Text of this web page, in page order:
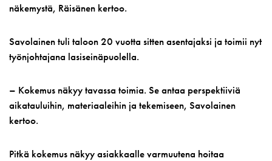
näkemystä, Räisänen kertoo.
Savolainen tuli taloon 20 vuotta sitten asentajaksi ja toimii nyt
työnjohtajana lasiseinäpuolella.
– Kokemus näkyy tavassa toimia. Se antaa perspektiiviä
aikatauluihin, materiaaleihin ja tekemiseen, Savolainen
kertoo.
Pitkä kokemus näkyy asiakkaalle varmuutena hoitaa